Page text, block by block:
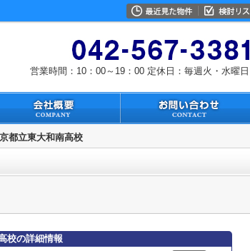
営業時間：10：00～19：00 定休日：毎週火・水曜日
都立東大和南高校
校の詳細情報